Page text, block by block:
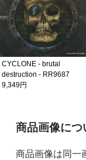
CYCLONE - brutal
destruction - RR9687
9,349円
ご購入前
商品画像につ
商品画像は同一